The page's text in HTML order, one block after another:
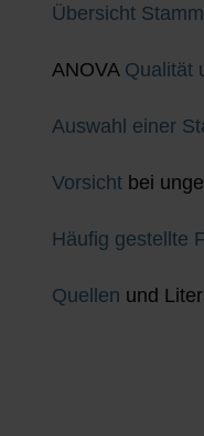
Übersicht
ANOVA Qualität
Auswahl einer
Vorsicht bei
Häufig gestellte
Quellen und